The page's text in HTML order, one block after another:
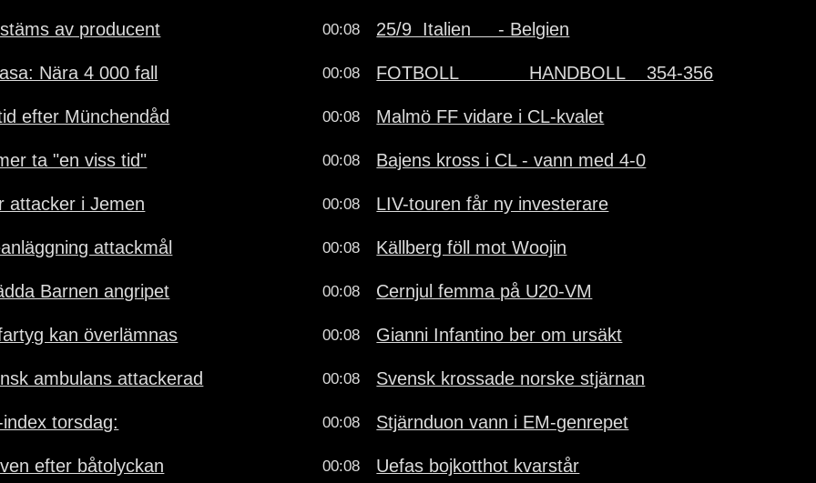
av producent
Nära 4 000 fall
efter Münchendåd
ta "en viss tid"
attacker i Jemen
attackmål
Barnen angripet
kan överlämnas
ambulans attackerad
torsdag:
efter båtolyckan
00:08 25/9  Italien     - Belgien
00:08 FOTBOLL             HANDBOLL    354-356
00:08 Malmö FF vidare i CL-kvalet
00:08 Bajens kross i CL - vann med 4-0
00:08 LIV-touren får ny investerare
00:08 Källberg föll mot Woojin
00:08 Cernjul femma på U20-VM
00:08 Gianni Infantino ber om ursäkt
00:08 Svensk krossade norske stjärnan
00:08 Stjärnduon vann i EM-genrepet
00:08 Uefas bojkotthot kvarstår